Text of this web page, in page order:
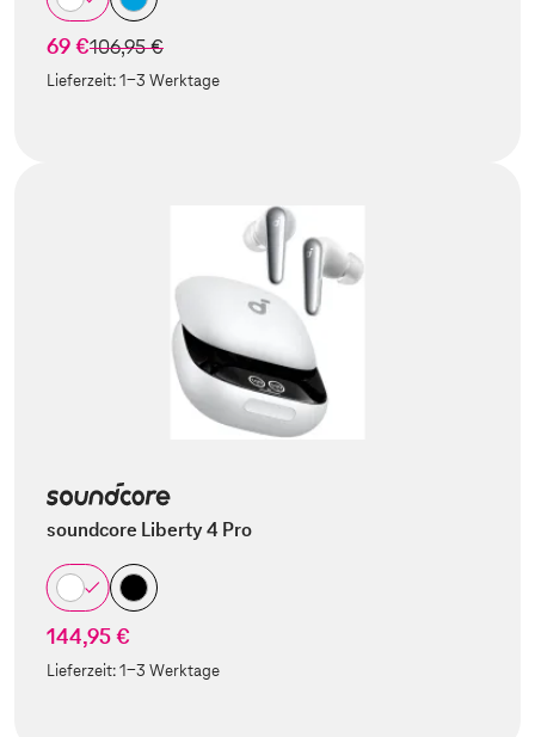
69 €statt
106,95 €
Lieferzeit:1-3 Werktage
soundcore Liberty 4 Pro
144,95 €
Lieferzeit:1-3 Werktage